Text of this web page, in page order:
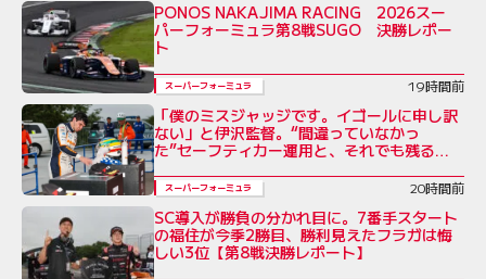
PONOS NAKAJIMA RACING 2026スー
パーフォーミュラ第8戦SUGO 決勝レポー
ト
スーパーフォーミュラ 19時間前
「僕のミスジャッジです。イゴールに申し訳
ない」と伊沢監督。“間違っていなかっ
た”セーフティカー運用と、それでも残る不
スーパーフォーミュラ 20時間前
SC導入が勝負の分かれ目に。7番手スタート
の福住が今季2勝目、勝利見えたフラガは悔
しい3位【第8戦決勝レポート】